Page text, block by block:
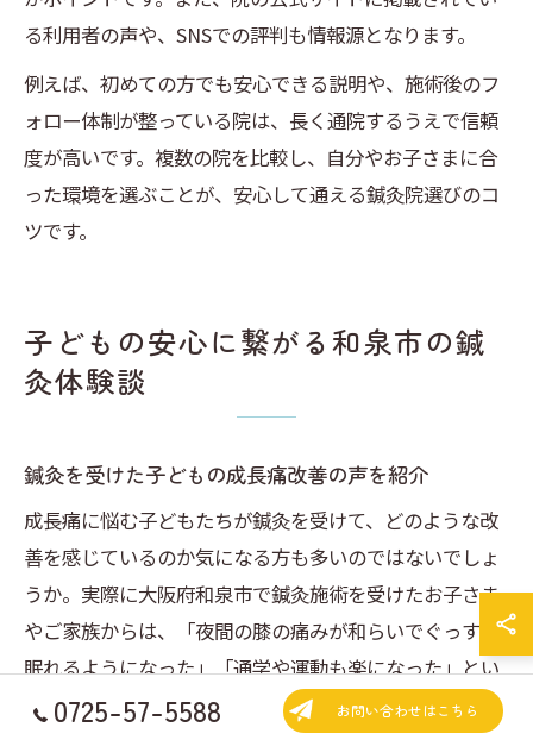
る利用者の声や、SNSでの評判も情報源となります。
例えば、初めての方でも安心できる説明や、施術後のフ
ォロー体制が整っている院は、長く通院するうえで信頼
度が高いです。複数の院を比較し、自分やお子さまに合
った環境を選ぶことが、安心して通える鍼灸院選びのコ
ツです。
子どもの安心に繋がる和泉市の鍼
灸体験談
鍼灸を受けた子どもの成長痛改善の声を紹介
成長痛に悩む子どもたちが鍼灸を受けて、どのような改
善を感じているのか気になる方も多いのではないでしょ
うか。実際に大阪府和泉市で鍼灸施術を受けたお子さま
やご家族からは、「夜間の膝の痛みが和らいでぐっすり
眠れるようになった」「通学や運動も楽になった」とい
った声が寄せられています。鍼灸は子どもの体にやさし
0725-57-5588 お問い合わせはこちら